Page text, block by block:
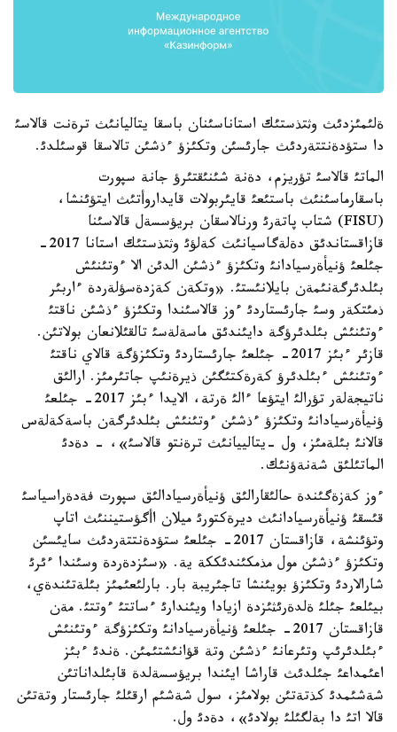
ةلئمئزدئث وثتذستئك استاناسئنان باسقا يتاليانئث ترةنت قالاسئ
دا ستؤدةنتتةردئث جارئسئن وتكئزؤ ءذشئن تالاسقا قوسئلدئ.
الماتئ قالاسئ تؤريزم، دةنة شئنئقتئرؤ جانة سپورت
باسقارماسئنئث باستئعئ قايئربولات قايداروأتئث ايتؤئنشا،
(FISU) شتاب پاتةرئ ورنالاسقان بريؤسسةل قالاسئنا
قازاقستاندئق دةلةگاسيانئث كةلؤئ وثتذستئك استانا 2017-
جئلعئ ؤنيأةرسيادانئ وتكئزؤ ءذشئن الدئن الا ءوتئنئش
بئلدئرگةنئمةن بايلانئستئ. «وتكةن كةزدةسؤلةردة ءاربئر
ذمئتكةر وسئ جارئستاردئ ءوز قالاسئندا وتكئزؤ ءذشئن ناقتئ
ءوتئنئش بئلدئرؤگة دايئندئق ماسةلةسئ تالقئلانعان بولاتئن.
قازئر ءبئز 2017- جئلعئ جارئستاردئ وتكئزؤگة قالاي ناقتئ
ءوتئنئش ءبئلدئرؤ كةرةكتئگئن ذيرةنئپ جاتئرمئز. ارالئق
ناتيجةلةر تؤرالئ ايتؤعا ءالئ ةرتة، الايدا ءبئز 2017- جئلعئ
ؤنيأةرسيادانئ وتكئزؤ ءذشئن ءوتئنئش بئلدئرگةن باسةكةلةس
قالانئ بئلةمئز، ول -يتالييانئث ترةنتو قالاسئ»، - دةدئ
الماتئلئق شةنةؤنئك.
ءوز كةزةگئندة حالئقارالئق ؤنيأةرسيادالئق سپورت فةدةراسياسئ
قئسقئ ؤنيأةرسيادانئث ديرةكتورئ ميلان اأگؤستيننئث اتاپ
وتؤئنشة، قازاقستان 2017- جئلعئ ستؤدةنتتةردئث سايئسئن
وتكئزؤ ءذشئن مول مذمكئندئككة ية. «سئزدةردة وسئندا ءئرئ
شارالاردئ وتكئزؤ بويئنشا تاجئريبة بار. بارلئعئمئز بئلةتئندةي،
بيئلعئ جئلئ ةلدةرئثئزدة ازيادا ويئندارئ ءساتتئ ءوتتئ. مةن
قازاقستان 2017- جئلعئ ؤنيأةرسيادانئ وتكئزؤگة ءوتئنئش
ءبئلدئرئپ وتئرعانئ ءذشئن وتة قؤانئشتئمئن. ةندئ ءبئز
اعئمداعئ جئلدئث قاراشا ايئندا بريؤسسةلدة قابئلداناتئن
شةشئمدئ كذتةتئن بولامئز، سول شةشئم ارقئلئ جارئستار وتةتئن
قالا اتئ دا بةلگئلئ بولادئ»، دةدئ ول.